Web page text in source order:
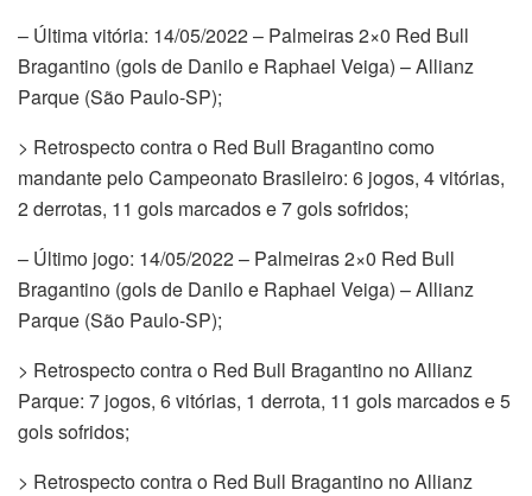
– Última vitória: 14/05/2022 – Palmeiras 2×0 Red Bull
Bragantino (gols de Danilo e Raphael Veiga) – Allianz
Parque (São Paulo-SP);
> Retrospecto contra o Red Bull Bragantino como
mandante pelo Campeonato Brasileiro: 6 jogos, 4 vitórias,
2 derrotas, 11 gols marcados e 7 gols sofridos;
– Último jogo: 14/05/2022 – Palmeiras 2×0 Red Bull
Bragantino (gols de Danilo e Raphael Veiga) – Allianz
Parque (São Paulo-SP);
> Retrospecto contra o Red Bull Bragantino no Allianz
Parque: 7 jogos, 6 vitórias, 1 derrota, 11 gols marcados e 5
gols sofridos;
> Retrospecto contra o Red Bull Bragantino no Allianz